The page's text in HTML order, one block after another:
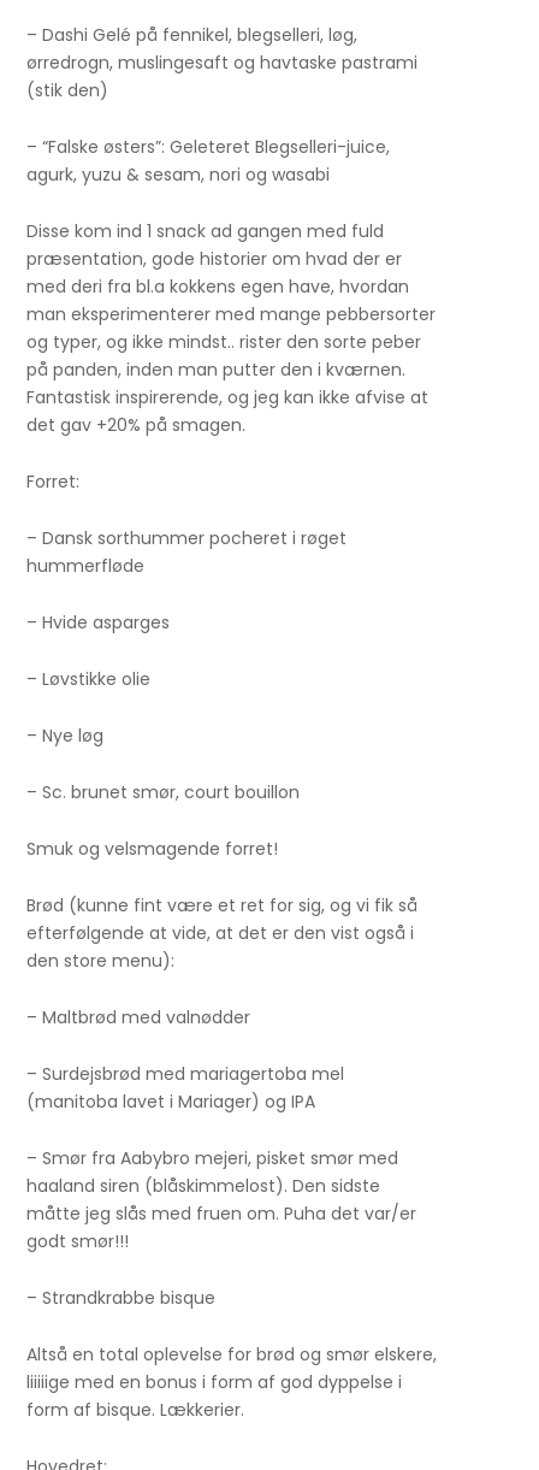
– Dashi Gelé på fennikel, blegselleri, løg,
ørredrogn, muslingesaft og havtaske pastrami
(stik den)
– “Falske østers”: Geleteret Blegselleri-juice,
agurk, yuzu & sesam, nori og wasabi
Disse kom ind 1 snack ad gangen med fuld
præsentation, gode historier om hvad der er
med deri fra bl.a kokkens egen have, hvordan
man eksperimenterer med mange pebbersorter
og typer, og ikke mindst.. rister den sorte peber
på panden, inden man putter den i kværnen.
Fantastisk inspirerende, og jeg kan ikke afvise at
det gav +20% på smagen.
Forret:
– Dansk sorthummer pocheret i røget
hummerfløde
– Hvide asparges
– Løvstikke olie
– Nye løg
– Sc. brunet smør, court bouillon
Smuk og velsmagende forret!
Brød (kunne fint være et ret for sig, og vi fik så
efterfølgende at vide, at det er den vist også i
den store menu):
– Maltbrød med valnødder
– Surdejsbrød med mariagertoba mel
(manitoba lavet i Mariager) og IPA
– Smør fra Aabybro mejeri, pisket smør med
haaland siren (blåskimmelost). Den sidste
måtte jeg slås med fruen om. Puha det var/er
godt smør!!!
– Strandkrabbe bisque
Altså en total oplevelse for brød og smør elskere,
liiiiige med en bonus i form af god dyppelse i
form af bisque. Lækkerier.